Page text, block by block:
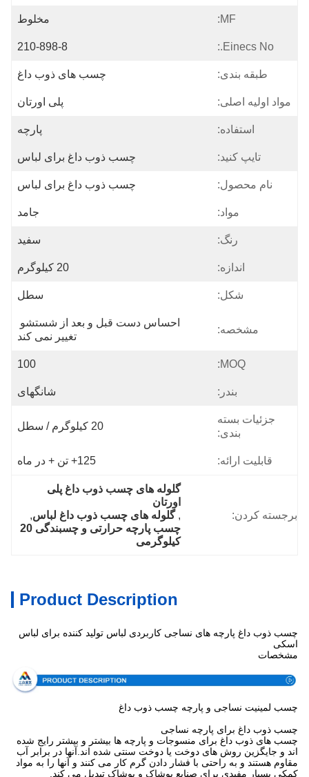
MF: مخلوط
Einecs No.:
210-898-8
طبقه بندی: چسب های ذوب داغ
مواد اولیه اصلی: پلی اورتان
استفاده: پارچه
تایپ کنید: چسب ذوب داغ برای لباس
نام محصول: چسب ذوب داغ برای لباس
مواد: جامد
رنگ: سفید
اندازه: 20 کیلوگرم
شکل: سطل
مشخصه:
احساس دست قبل و بعد از شستشو
تغییر نمی کند
MOQ:
100
بندر: شانگهای
جزئیات بسته
بندی:
20 کیلوگرم / سطل
قابلیت ارائه: 125+ تن + در ماه
برجسته کردن:
گلوله های چسب ذوب داغ پلی
اورتان
, گلوله های چسب ذوب داغ لباس ,
چسب پارچه حرارتی و چسبندگی 20
کیلوگرمی
Product Description
چسب ذوب داغ پارچه های نساجی کاربردی لباس تولید کننده برای لباس
اسکی
مشخصات
چسب لمینیت نساجی و پارچه چسب ذوب داغ
چسب ذوب داغ برای پارچه نساجی
چسب های ذوب داغ برای منسوجات و پارچه ها بیشتر و بیشتر رایج شده
اند و جایگزین روش های دوخت یا دوخت سنتی شده اند.آنها در برابر آب
مقاوم هستند و به راحتی با فشار دادن گرم کار می کنند و آنها را به مواد
کمکی بسیار مفیدی برای صنایع پوشاک و پوشاک تبدیل می کند.